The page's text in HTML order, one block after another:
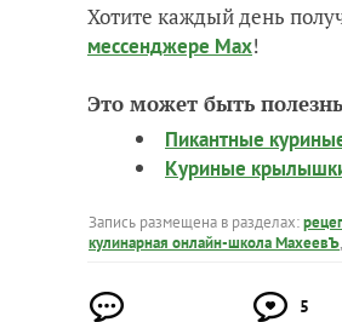
Хотите каждый день
мессенджере Max!
Это может быть
Пикантные
Куриные
Запись размещена в разделах:
кулинарная онлайн-школа МахеевЪ,
5